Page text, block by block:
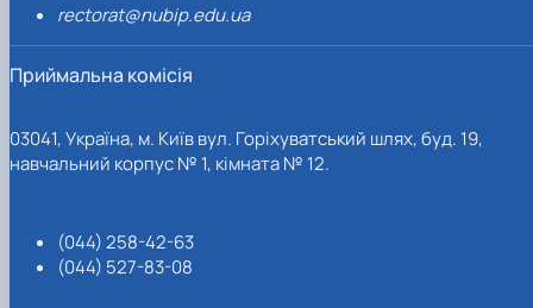
rectorat@nubip.edu.ua
Приймальна комісія
03041, Україна, м. Київ вул. Горіхуватський шлях, буд. 19,
навчальний корпус № 1, кімната № 12.
(044) 258-42-63
(044) 527-83-08